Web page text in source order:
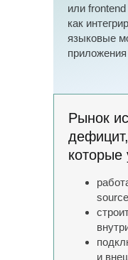
или frontend
как
языковые
приложения
Рынок
которые
и